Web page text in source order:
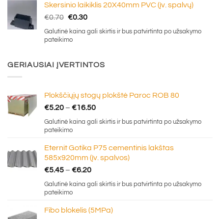
Skersinio laikiklis 20X40mm PVC (įv. spalvų)
€0.70 Original
price
was:
€0.30Current
price
is:
Galutinė kaina gali skirtis ir bus patvirtinta po užsakymo
pateikimo
GERIAUSIAI ĮVERTINTOS
Plokščiųjų stogų plokštė Paroc ROB 80
€5.20 – €16.50Price
range:
€16.50
Galutinė kaina gali skirtis ir bus patvirtinta po užsakymo
pateikimo
Eternit Gotika P75 cementinis lakštas
585x920mm (įv. spalvos)
€5.45 – €6.20Price
range:
€6.20
Galutinė kaina gali skirtis ir bus patvirtinta po užsakymo
pateikimo
Fibo blokelis (5MPa)